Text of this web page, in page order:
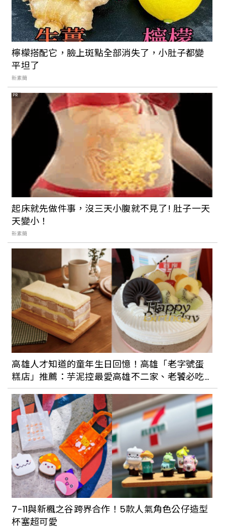
2023「半島花花生活節」恆春登場！集結
音樂派對、戶外運動體驗，享受慢步調的
南國美好生活
超萌「護港神貓」降臨屏東看海美術館！
日本藝術家《船仔貓》展覽亮點整理與打
卡點推薦
屏東經典老屋新生！到以80年歷史老旅社
改建的「驛前大和咖啡館」喝杯咖啡
水豚
檸檬搭配它，臉上斑點全部消失了，小肚子都變
平坦了
新素簡
PR
起床就先做件事，沒三天小腹就不見了! 肚子一天
天變小！
新素簡
高雄人才知道的童年生日回憶！高雄「老字號蛋
糕店」推薦：芋泥控最愛高雄不二家、老饕必吃
百樂冰淇淋蛋糕
7-11與新楓之谷跨界合作！5款人氣角色公仔造型
杯塞超可愛